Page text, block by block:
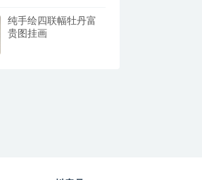
纯手绘四联幅牡丹富
贵图挂画